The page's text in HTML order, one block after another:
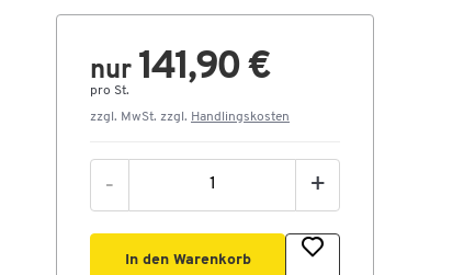
nur 141,90 €
pro St.
zzgl. MwSt. zzgl. Handlingskosten
- +
In den Warenkorb